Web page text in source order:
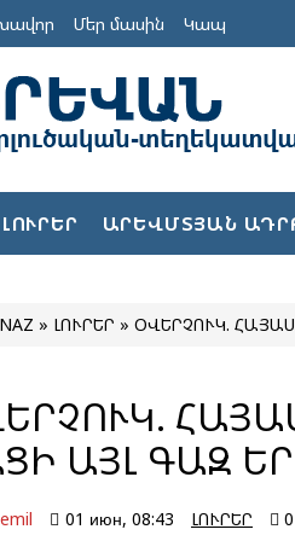
Մեր մասին Կապ
ԼՈՒՐԵՐ ԱՐԵՎՄՏՅԱՆ
» ԼՈՒՐԵՐ » ՕՎԵՐՉՈՒԿ.
ԱՅԼ ԳԱԶ
emil 01 июн, 08:43 ԼՈՒՐԵՐ 0